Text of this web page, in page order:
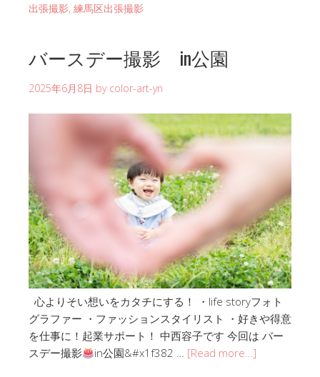
出張撮影, 練馬区出張撮影
バースデー撮影 in公園
2025年6月8日 by color-art-yn
心よりそい想いをカタチにする！ ・life storyフォト
グラファー ・ファッションスタイリスト ・好きや得意
を仕事に！起業サポート！ 中西容子です 今回は バー
スデー撮影
in公園&#x1f382 … [Read more…]